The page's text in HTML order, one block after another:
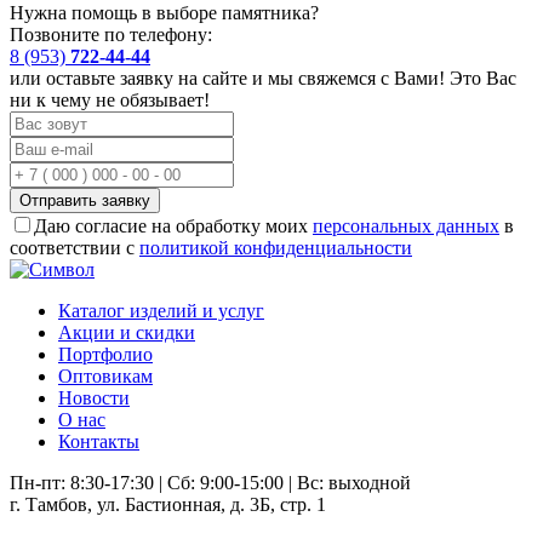
Нужна помощь в выборе памятника?
Позвоните по телефону:
8 (953) 722-44-44
или оставьте заявку на сайте и мы свяжемся с Вами! Это Вас
ни к чему не обязывает!
Отправить заявку
Даю согласие на обработку моих персональных данных в
соответствии с политикой конфиденциальности
Каталог изделий и услуг
Акции и скидки
Портфолио
Оптовикам
Новости
О нас
Контакты
Пн-пт: 8:30-17:30 | Сб: 9:00-15:00 | Вс: выходной
г. Тамбов, ул. Бастионная, д. 3Б, стр. 1